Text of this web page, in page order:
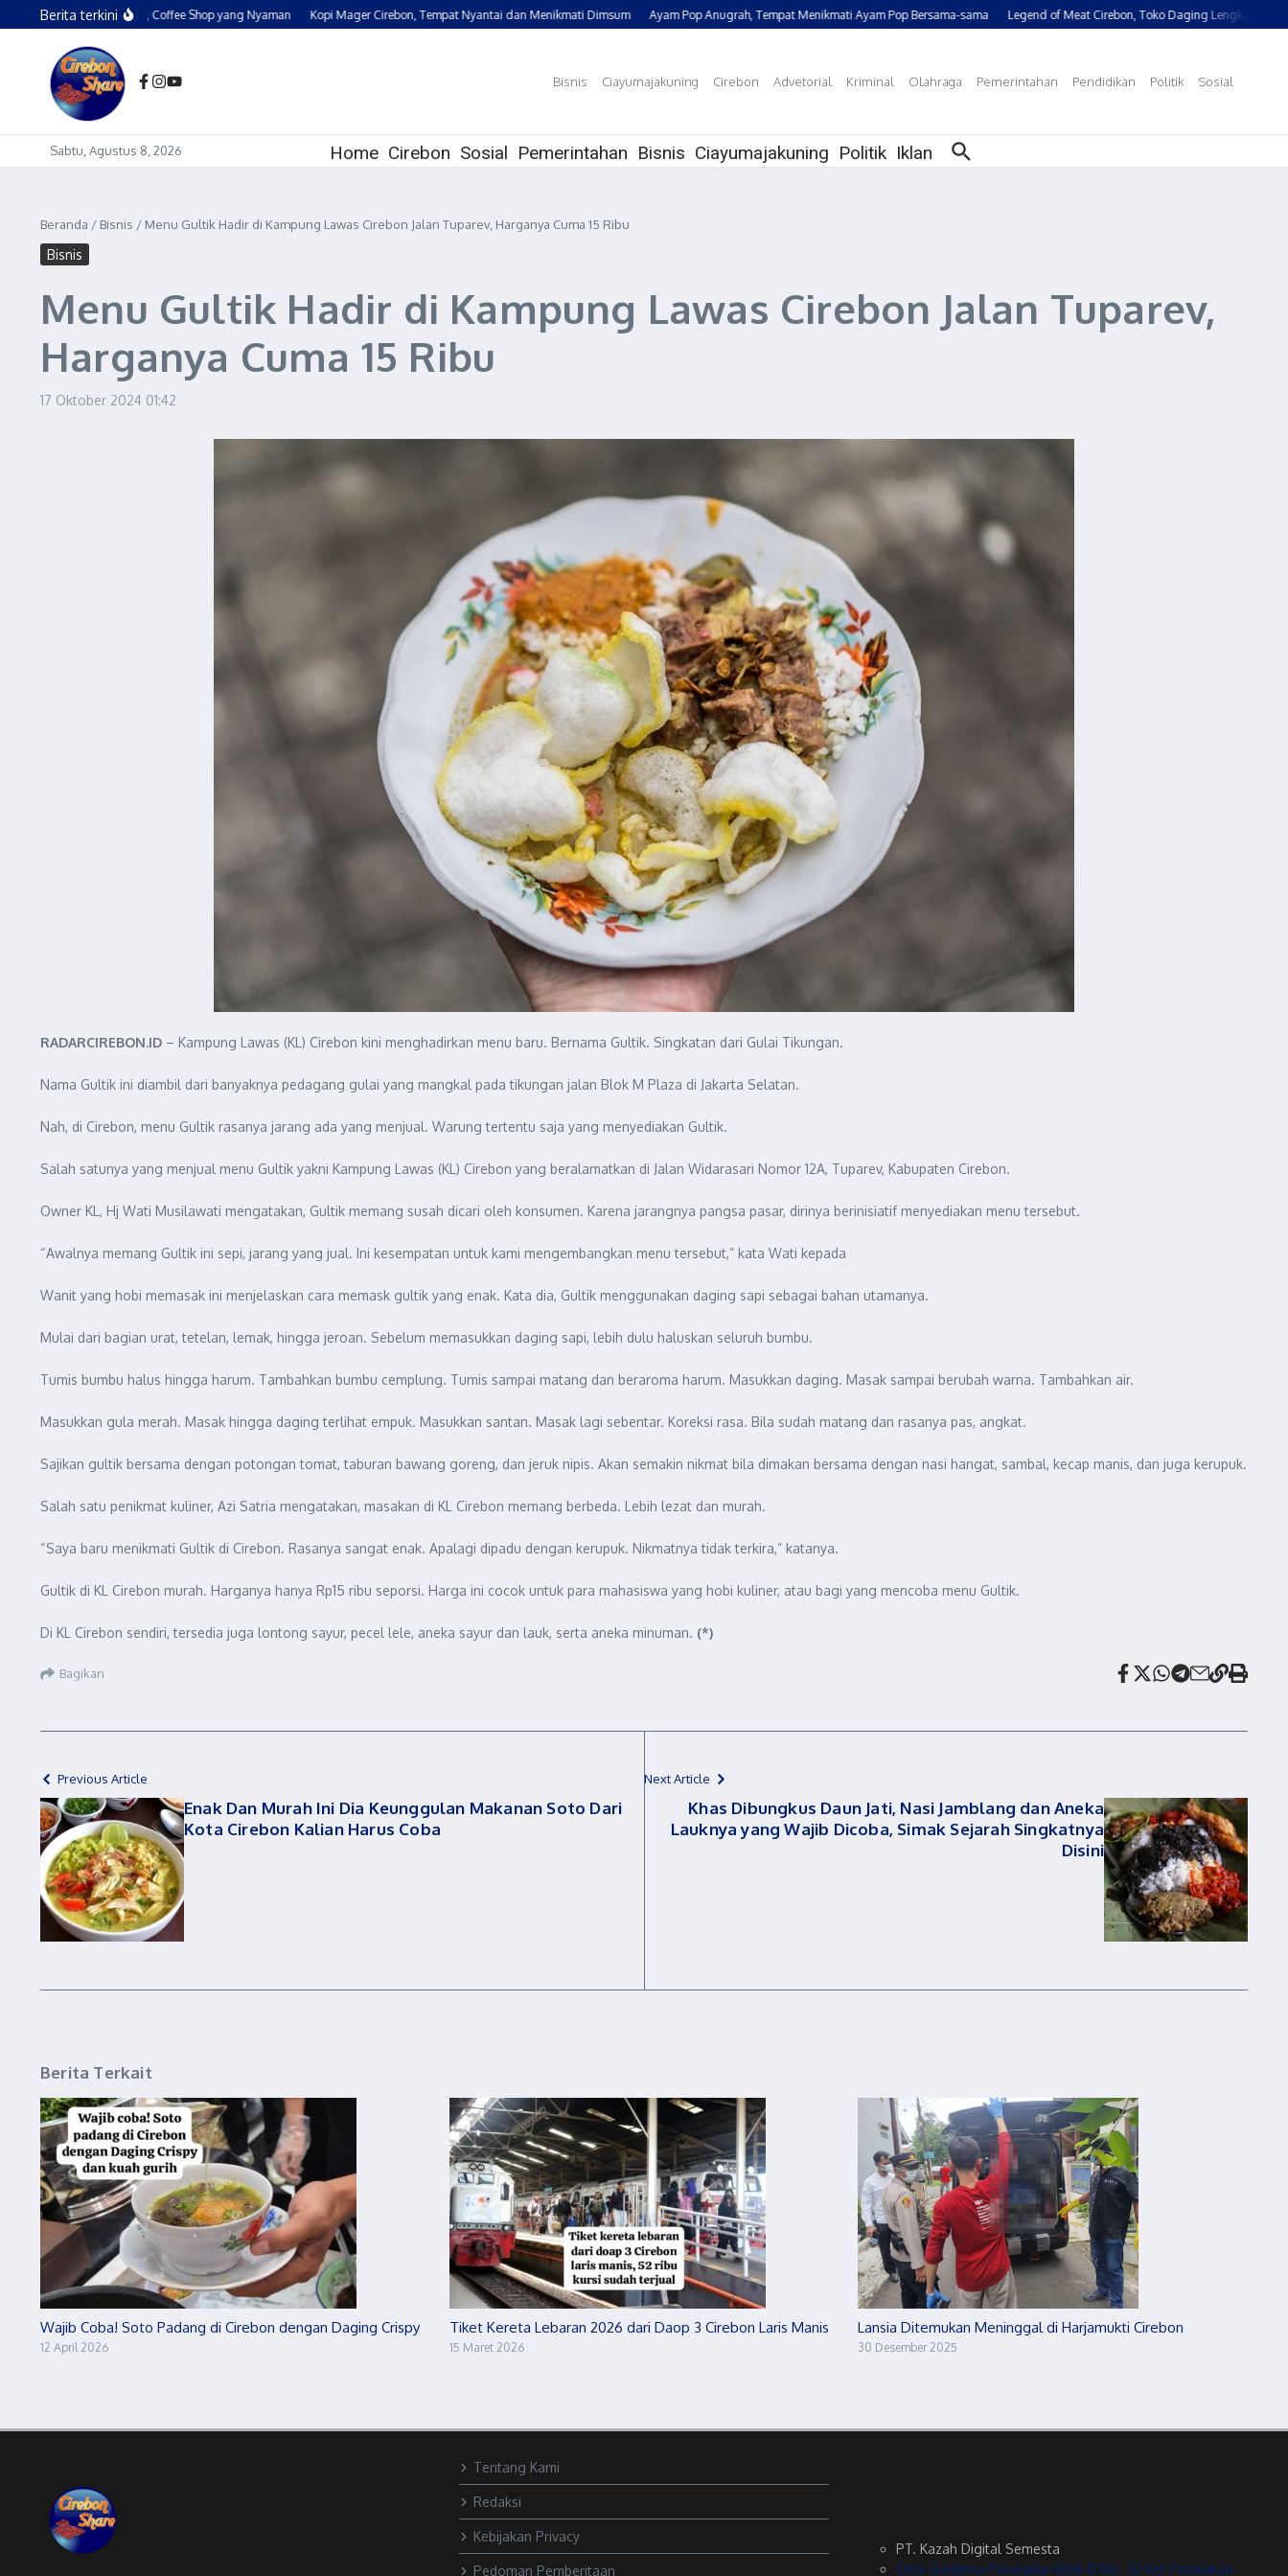
Lewati ke konten
Berita terkini
Rum Coffee Cirebon, Coffee Shop yang Nyaman Kopi Mager Cirebon, Tempat Nyantai dan Menikmati Dimsum Ayam Pop Anugrah, Tempat Menikmati Ayam Pop Bersama-sama Legend of Meat Cirebon, Toko Daging Lengkap dan
Bisnis Ciayumajakuning Cirebon Advetorial Kriminal Olahraga Pemerintahan Pendidikan Politik Sosial
Sabtu, Agustus 8, 2026 Home Cirebon Sosial Pemerintahan Bisnis Ciayumajakuning Politik Iklan
Beranda / Bisnis / Menu Gultik Hadir di Kampung Lawas Cirebon Jalan Tuparev, Harganya Cuma 15 Ribu
Bisnis
Menu Gultik Hadir di Kampung Lawas Cirebon Jalan Tuparev,
Harganya Cuma 15 Ribu
17 Oktober 2024 01:42
RADARCIREBON.ID – Kampung Lawas (KL) Cirebon kini menghadirkan menu baru. Bernama Gultik. Singkatan dari Gulai Tikungan.
Nama Gultik ini diambil dari banyaknya pedagang gulai yang mangkal pada tikungan jalan Blok M Plaza di Jakarta Selatan.
Nah, di Cirebon, menu Gultik rasanya jarang ada yang menjual. Warung tertentu saja yang menyediakan Gultik.
Salah satunya yang menjual menu Gultik yakni Kampung Lawas (KL) Cirebon yang beralamatkan di Jalan Widarasari Nomor 12A, Tuparev, Kabupaten Cirebon.
Owner KL, Hj Wati Musilawati mengatakan, Gultik memang susah dicari oleh konsumen. Karena jarangnya pangsa pasar, dirinya berinisiatif menyediakan menu tersebut.
“Awalnya memang Gultik ini sepi, jarang yang jual. Ini kesempatan untuk kami mengembangkan menu tersebut,” kata Wati kepada
Wanit yang hobi memasak ini menjelaskan cara memask gultik yang enak. Kata dia, Gultik menggunakan daging sapi sebagai bahan utamanya.
Mulai dari bagian urat, tetelan, lemak, hingga jeroan. Sebelum memasukkan daging sapi, lebih dulu haluskan seluruh bumbu.
Tumis bumbu halus hingga harum. Tambahkan bumbu cemplung. Tumis sampai matang dan beraroma harum. Masukkan daging. Masak sampai berubah warna. Tambahkan air.
Masukkan gula merah. Masak hingga daging terlihat empuk. Masukkan santan. Masak lagi sebentar. Koreksi rasa. Bila sudah matang dan rasanya pas, angkat.
Sajikan gultik bersama dengan potongan tomat, taburan bawang goreng, dan jeruk nipis. Akan semakin nikmat bila dimakan bersama dengan nasi hangat, sambal, kecap manis, dan juga kerupuk.
Salah satu penikmat kuliner, Azi Satria mengatakan, masakan di KL Cirebon memang berbeda. Lebih lezat dan murah.
“Saya baru menikmati Gultik di Cirebon. Rasanya sangat enak. Apalagi dipadu dengan kerupuk. Nikmatnya tidak terkira,” katanya.
Gultik di KL Cirebon murah. Harganya hanya Rp15 ribu seporsi. Harga ini cocok untuk para mahasiswa yang hobi kuliner, atau bagi yang mencoba menu Gultik.
Di KL Cirebon sendiri, tersedia juga lontong sayur, pecel lele, aneka sayur dan lauk, serta aneka minuman. (*)
Bagikan
Previous Article
Enak Dan Murah Ini Dia Keunggulan Makanan Soto Dari
Kota Cirebon Kalian Harus Coba
Next Article
Khas Dibungkus Daun Jati, Nasi Jamblang dan Aneka
Lauknya yang Wajib Dicoba, Simak Sejarah Singkatnya
Disini
Berita Terkait
Wajib Coba! Soto Padang di Cirebon dengan Daging Crispy
12 April 2026
Tiket Kereta Lebaran 2026 dari Daop 3 Cirebon Laris Manis
15 Maret 2026
Lansia Ditemukan Meninggal di Harjamukti Cirebon
30 Desember 2025
Tentang Kami
Redaksi
Kebijakan Privacy
Pedoman Pemberitaan
PT. Kazah Digital Semesta
Citra Gardenia Pasalakan Blok B No. 20 Kel Pasalakan